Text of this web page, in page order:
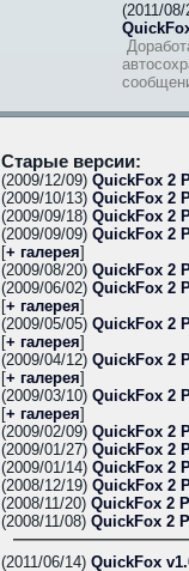
(2011/08/
Старые версии:
(2009/12/09) QuickFox 2
(2009/10/13) QuickFox 2
(2009/09/18) QuickFox 2
(2009/09/09) QuickFox 2
[+ галерея]
(2009/08/20) QuickFox 2
(2009/06/02) QuickFox 2
[+ галерея]
(2009/05/05) QuickFox 2
[+ галерея]
(2009/04/12) QuickFox 2
[+ галерея]
(2009/03/10) QuickFox 2
[+ галерея]
(2009/02/09) QuickFox 2
(2009/01/27) QuickFox 2
(2009/01/14) QuickFox 2
(2008/12/19) QuickFox 2
(2008/11/20) QuickFox 2
(2008/11/08) QuickFox 2
(2011/06/14) QuickFox